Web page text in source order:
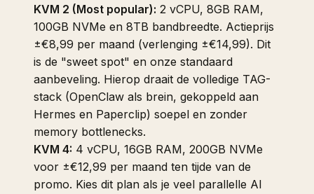
KVM 2 (Most popular): 2 vCPU, 8GB RAM,
100GB NVMe en 8TB bandbreedte. Actieprijs
±€8,99 per maand (verlenging ±€14,99). Dit
is de "sweet spot" en onze standaard
aanbeveling. Hierop draait de volledige TAG-
stack (OpenClaw als brein, gekoppeld aan
Hermes en Paperclip) soepel en zonder
memory bottlenecks.
KVM 4: 4 vCPU, 16GB RAM, 200GB NVMe
voor ±€12,99 per maand ten tijde van de
promo. Kies dit plan als je veel parallelle AI